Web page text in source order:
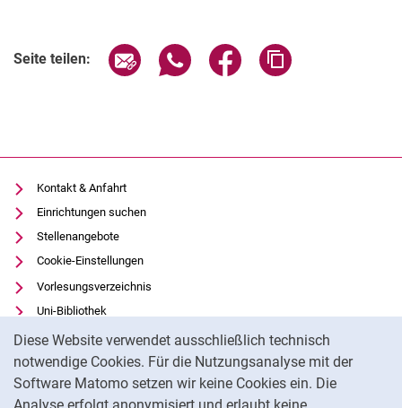
Diese Website verwendet ausschließlich technisch
notwendige Cookies. Für die Nutzungsanalyse mit der
Software Matomo setzen wir keine Cookies ein. Die
General Information
Seite teilen: Seite über E-Mail teilen
Seite über WhatsApp teilen
Seite über Facebook
Kontakt & Anfahrt
Einrichtungen suchen
Stellenangebote
Cookie-Einstellungen
Vorlesungsverzeichnis
Uni-Bibliothek
Moodle
Panopto
Datenschutz